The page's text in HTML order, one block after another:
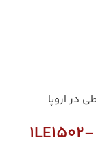
در اروپا
درجه حفاظت IP55 در موتور 1LE1502-